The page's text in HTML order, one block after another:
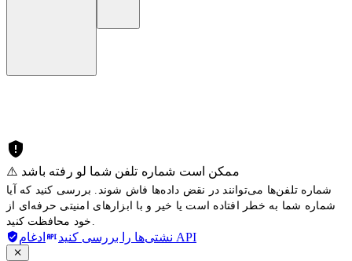
⚠️ ممکن است شماره تلفن شما لو رفته باشد
شماره تلفن‌ها می‌توانند در نقض داده‌ها فاش شوند. بررسی کنید که آیا
شماره شما به خطر افتاده است یا خیر و با ابزارهای امنیتی حرفه‌ای از
نشتی‌ها را بررسی کنید ادغام API